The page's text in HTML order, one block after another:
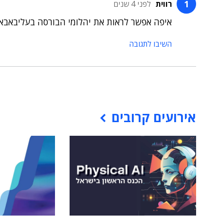
רווית לפני 4 שנים
איפה אפשר לראות את יהלומי הבורסה
השיבו לתגובה
אירועים קרובים